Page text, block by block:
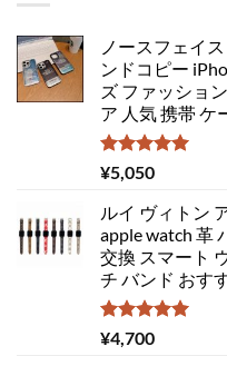
ノースフェイ
ンドコピー
ズ ファッショ
ア 人気 携帯 ケ
5段階中
5.00
¥5,050
ルイ ヴィトン
apple watch 革
交換 スマート
チ バンド おす
5段階中
5.00
¥4,700